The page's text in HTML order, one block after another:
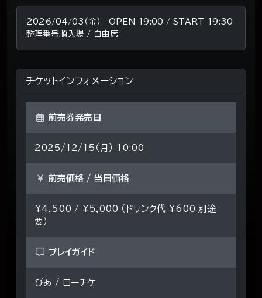
2026/04/03（金） OPEN 19:00 / START 19:30
整理番号順入場 / 自由席
チケットインフォメーション
前売券発売日
2025/12/15（月） 10:00
前売価格 / 当日価格
¥4,500 / ¥5,000 （ドリンク代 ¥600 別途
要）
プレイガイド
ぴあ / ローチケ